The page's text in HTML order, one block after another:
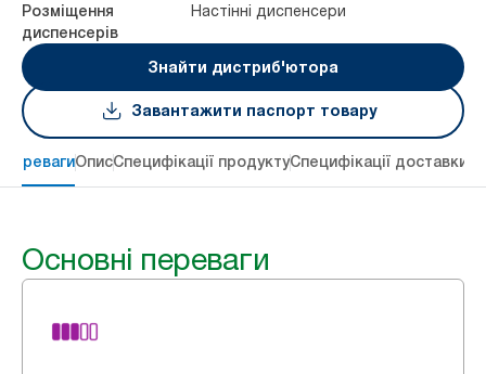
Розміщення
диспенсерів
Настінні диспенсери
Знайти дистриб'ютора
Завантажити паспорт товару
перевагиОписСпецифікації продуктуСпецифікації доставки
Основні переваги